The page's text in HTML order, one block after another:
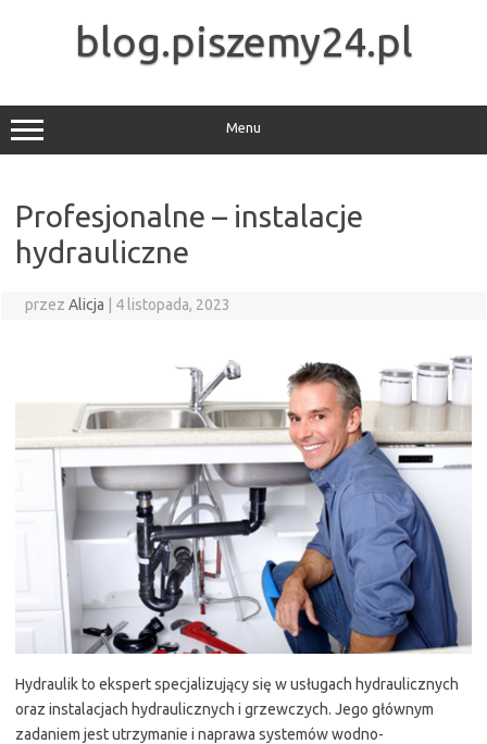
blog.piszemy24.pl
Menu
Profesjonalne – instalacje
hydrauliczne
przez Alicja 4 listopada, 2023
Hydraulik to ekspert specjalizujący się w usługach hydraulicznych
oraz instalacjach hydraulicznych i grzewczych. Jego głównym
zadaniem jest utrzymanie i naprawa systemów wodno-